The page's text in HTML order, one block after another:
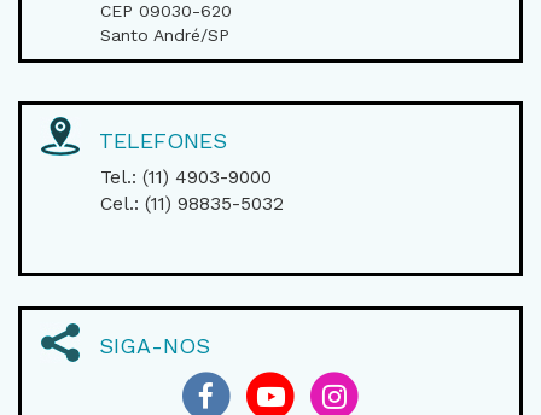
CEP 09030-620
Santo André/SP
TELEFONES
Tel.: (11) 4903-9000
Cel.: (11) 98835-5032
SIGA-NOS